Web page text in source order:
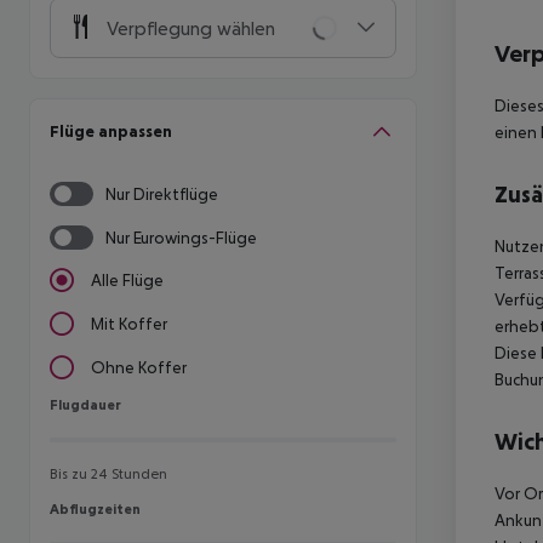
Verpflegung wählen
Flüge anpassen
Nur Direktflüge
Nur Eurowings-Flüge
Alle Flüge
Mit Koffer
Ohne Koffer
Flugdauer
Flugdauer
Bis zu 24 Stunden
Abflugzeiten
Abflugzeiten
einen
Diese
Vor